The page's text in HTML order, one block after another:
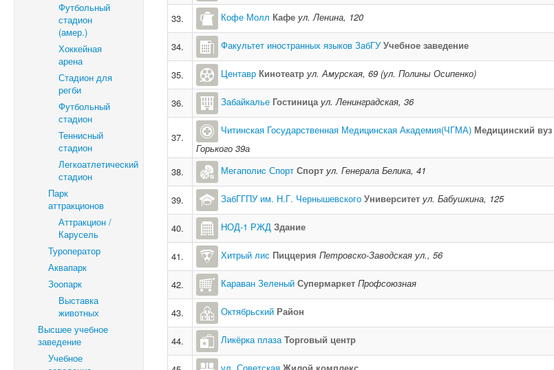
Футбольный
стадион
(амер.)
Хоккейная
арена
Стадион для
регби
Футбольный
стадион
Теннисный
стадион
Легкоатлетический
стадион
Парк
аттракционов
Аттракцион /
Карусель
Туроператор
Аквапарк
Зоопарк
Выставка
животных
Высшее учебное
заведение
Учебное
33. Кофе Молл Кафе ул. Ленина, 120
34. Факультет иностранных языков ЗабГУ Учебное заведение
35. Центавр Кинотеатр ул. Амурская, 69 (ул. Полины Осипенко)
36. Забайкалье Гостиница ул. Ленинградская, 36
37.
Читинская Государственная Медицинская Академия(ЧГМА) Медицинский вуз
Горького 39а
38. Мегаполис Спорт Спорт ул. Генерала Белика, 41
39. ЗабГГПУ им. Н.Г. Чернышевского Университет ул. Бабушкина, 125
40. НОД-1 РЖД Здание
41. Хитрый лис Пиццерия Петровско-Заводская ул., 56
42. Караван Зеленый Супермаркет Профсоюзная
43. Октябрьский Район
44. Ликёрка плаза Торговый центр